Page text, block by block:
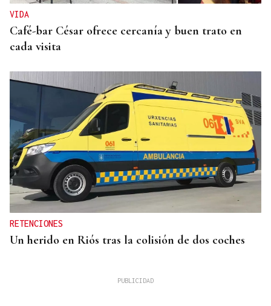
VIDA
Café-bar César ofrece cercanía y buen trato en
cada visita
RETENCIONES
Un herido en Riós tras la colisión de dos coches